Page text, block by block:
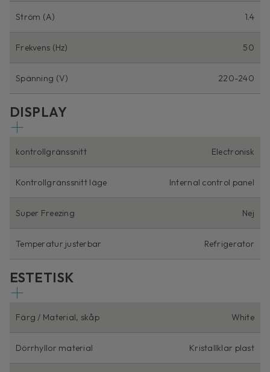
Ström (A) 1.4
Frekvens (Hz) 50
Spänning (V) 220-240
DISPLAY
kontrollgränssnitt Electronisk
Kontrollgränssnitt läge Internal control panel
Super Freezing Nej
Temperatur justerbar Refrigerator
ESTETISK
Färg / Material, skåp White
Dörrhyllor material Kristallklar plast